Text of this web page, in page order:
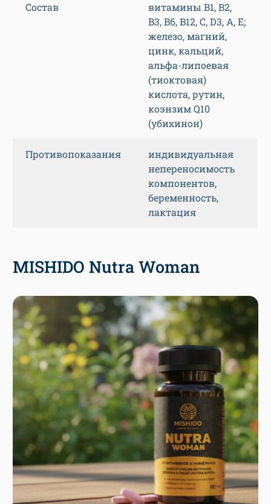
Состав
витамины B1, B2,
B3, B6, B12, C, D3, A, E;
железо, магний,
цинк, кальций,
альфа-липоевая
(тиоктовая)
кислота, рутин,
коэнзим Q10
(убихинон)
Противопоказания
индивидуальная
непереносимость
компонентов,
беременность,
лактация
MISHIDO Nutra Woman